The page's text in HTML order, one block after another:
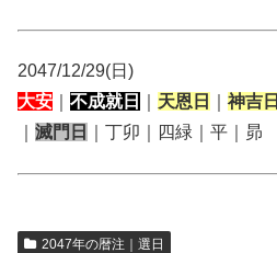
2047/12/29(日)
大安
不成就日 天恩日 神吉日
滅門日 ｜丁卯｜四緑｜平｜昴
2047年の暦注｜選日